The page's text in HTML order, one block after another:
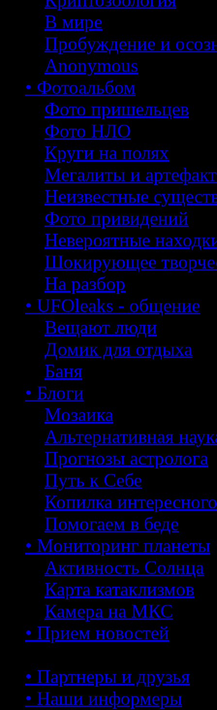
В мире
Пробуждение и
Anonymous
• Фотоальбом
Фото пришельцев
Фото НЛО
Круги на полях
Мегалиты и
Неизвестные
Фото привидений
Невероятные
Шокирующее
На разбор
• UFOleaks - общение
Вещают люди
Домик для отдыха
Баня
• Блоги
Мозаика
Альтернативная
Прогнозы астролога
Путь к Себе
Копилка интересного
Помогаем в беде
• Мониторинг планеты
Активность Солнца
Карта катаклизмов
Камера на МКС
• Прием новостей
• Партнеры и друзья
• Наши информеры